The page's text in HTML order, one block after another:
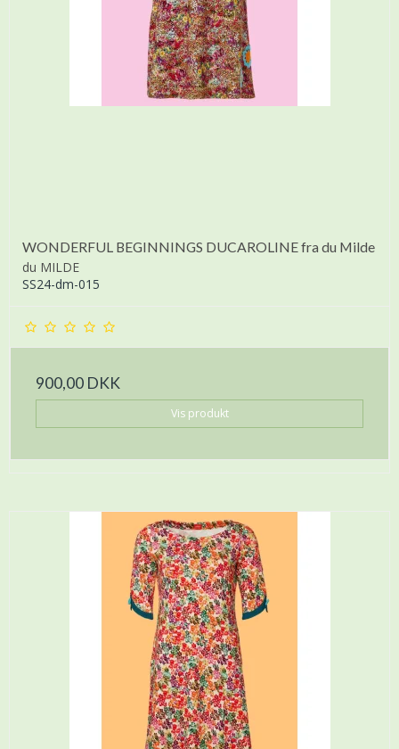
WONDERFUL BEGINNINGS DUCAROLINE fra du Milde
du MILDE
SS24-dm-015
900,00 DKK
Vis produkt